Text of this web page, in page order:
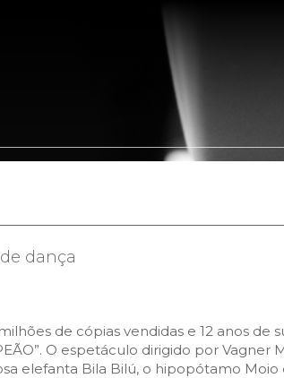
dança
de cópias vendidas e 12 anos
O espetáculo dirigido por
elefanta Bila Bilú, o hipopótamo